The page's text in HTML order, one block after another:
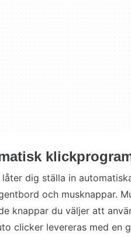
dig ställa in
och musknappar.
knappar du väljer att
clicker levereras med en